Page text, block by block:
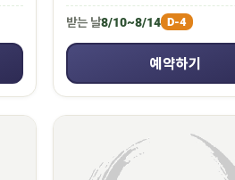
받는 날8/10~8/14 D-4
예약하기